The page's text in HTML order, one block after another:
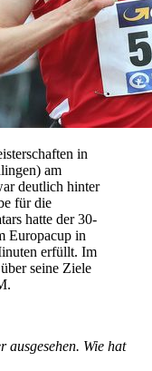
in
am
deutlich hinter
für die
hatte der 30-
Europacup in
erfüllt. Im
seine Ziele
ausgesehen. Wie hat